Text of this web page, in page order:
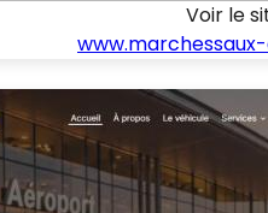
Voir le